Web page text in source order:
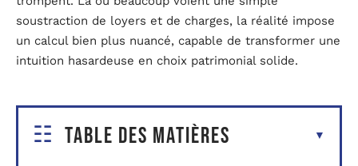
soustraction de loyers et de charges, la réalité impose
un calcul bien plus nuancé, capable de transformer une
intuition hasardeuse en choix patrimonial solide.
Table des matières